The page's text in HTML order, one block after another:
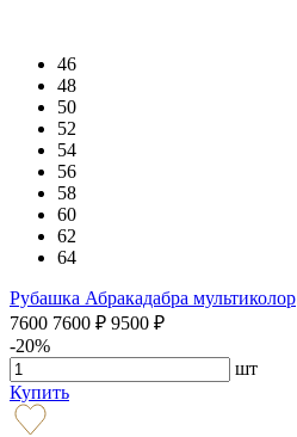
46
48
50
52
54
56
58
60
62
64
Рубашка Абракадабра мультиколор
7600 7600 ₽ 9500 ₽
-20%
шт
Купить